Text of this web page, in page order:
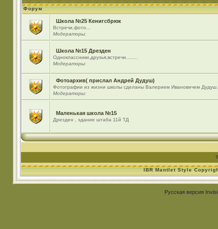
Форум
Школа №25 Кенигсбрюк
Встречи,фото...
Модераторы:
Школа №15 Дрезден
Одноклассники,друзья,встречи........
Модераторы:
Фотоархив( прислал Андрей Дудуш)
Фотографии из жизни школы сделаны Валерием Ивановичем Дудуш.
Модераторы:
Маленькая школа №15
Дрезден , здание штаба 11й ТД
IBR Mantlet Style
Русская версия